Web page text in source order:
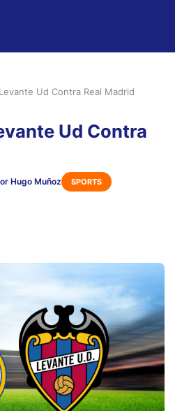
Ud Contra Real Madrid
Ud Contra
Hugo Muñoz SPORTS